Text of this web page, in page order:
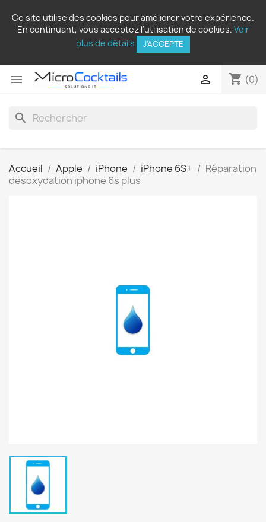
Ce site utilise des cookies pour améliorer votre expérience.
En continuant, vous acceptez l’utilisation de cookies. Voir
plus de détails
J'ACCEPTE
 shopping_cart (0)

search
Accueil Apple iPhone iPhone 6S+
Réparation
desoxydation iphone 6s plus